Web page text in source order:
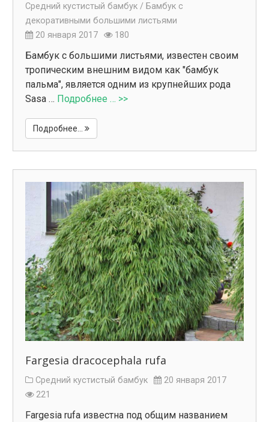
Средний кустистый бамбук / Бамбук с
декоративными большими листьями
20 января 2017
180
Бамбук с большими листьями, известен своим
тропическим внешним видом как "бамбук
пальма", является одним из крупнейших рода
Sasa … Подробнее … >>
Подробнее...
Fargesia dracocephala rufa
Средний кустистый бамбук
20 января 2017
221
Fargesia rufa известна под общим названием